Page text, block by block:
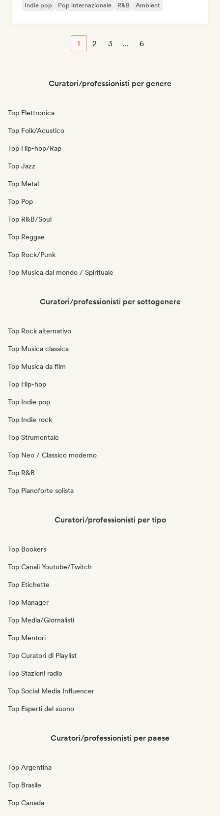
Indie pop Pop internazionale R&B Ambient
1 2 3 ... 6
Curatori/professionisti per genere
Top Elettronica
Top Folk/Acustico
Top Hip-hop/Rap
Top Jazz
Top Metal
Top Pop
Top R&B/Soul
Top Reggae
Top Rock/Punk
Top Musica dal mondo / Spirituale
Curatori/professionisti per sottogenere
Top Rock alternativo
Top Musica classica
Top Musica da film
Top Hip-hop
Top Indie pop
Top Indie rock
Top Strumentale
Top Neo / Classico moderno
Top R&B
Top Pianoforte solista
Curatori/professionisti per tipo
Top Bookers
Top Canali Youtube/Twitch
Top Etichette
Top Manager
Top Media/Giornalisti
Top Mentori
Top Curatori di Playlist
Top Stazioni radio
Top Social Media Influencer
Top Esperti del suono
Curatori/professionisti per paese
Top Argentina
Top Brasile
Top Canada